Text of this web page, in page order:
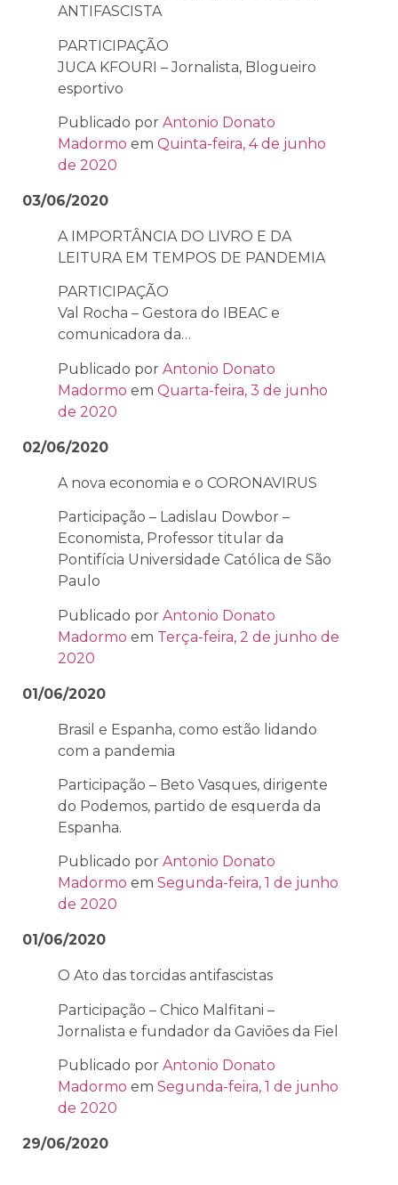
ANTIFASCISTA
PARTICIPAÇÃO
JUCA KFOURI – Jornalista, Blogueiro
esportivo
Publicado por Antonio Donato
Madormo em Quinta-feira, 4 de junho
de 2020
03/06/2020
A IMPORTÂNCIA DO LIVRO E DA
LEITURA EM TEMPOS DE PANDEMIA
PARTICIPAÇÃO
Val Rocha – Gestora do IBEAC e
comunicadora da…
Publicado por Antonio Donato
Madormo em Quarta-feira, 3 de junho
de 2020
02/06/2020
A nova economia e o CORONAVIRUS
Participação – Ladislau Dowbor –
Economista, Professor titular da
Pontifícia Universidade Católica de São
Paulo
Publicado por Antonio Donato
Madormo em Terça-feira, 2 de junho de
2020
01/06/2020
Brasil e Espanha, como estão lidando
com a pandemia
Participação – Beto Vasques, dirigente
do Podemos, partido de esquerda da
Espanha.
Publicado por Antonio Donato
Madormo em Segunda-feira, 1 de junho
de 2020
01/06/2020
O Ato das torcidas antifascistas
Participação – Chico Malfitani –
Jornalista e fundador da Gaviōes da Fiel
Publicado por Antonio Donato
Madormo em Segunda-feira, 1 de junho
de 2020
29/06/2020